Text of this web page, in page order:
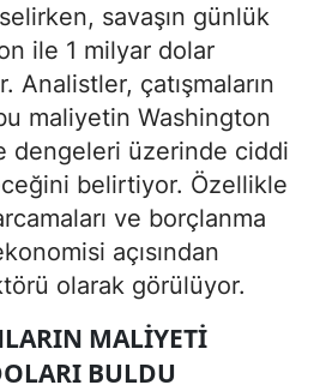
savaşın günlük
ile 1 milyar dolar
Analistler, çatışmaların
maliyetin Washington
dengeleri üzerinde ciddi
belirtiyor. Özellikle
ve borçlanma
açısından
olarak görülüyor.
MALIYETI
BULDU